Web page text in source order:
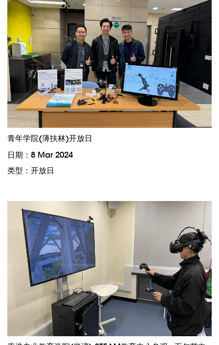
青年学院(薄扶林)开放日
日期：8 Mar 2024
类型：开放日